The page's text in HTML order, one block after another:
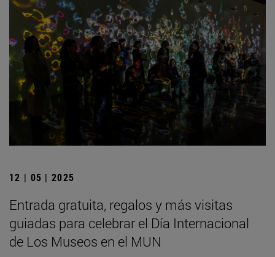
12 | 05 | 2025
Entrada gratuita, regalos y más visitas
guiadas para celebrar el Día Internacional
de Los Museos en el MUN